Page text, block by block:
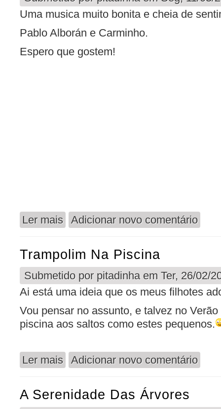
Uma musica muito bonita e cheia de
Pablo Alborán e Carminho.
Espero que gostem!
Ler mais acerca de Perdoa-me! - Perdóname! - Forgive
Adicionar novo comentário
Trampolim Na Piscina
Submetido por pitadinha em Ter, 26/02/
Ai está uma ideia que os meus filhotes
Vou pensar no assunto, e talvez no
piscina aos saltos como estes pequenos.
Ler mais acerca de Trampolim na Piscina
Adicionar novo comentário
A Serenidade Das Árvores